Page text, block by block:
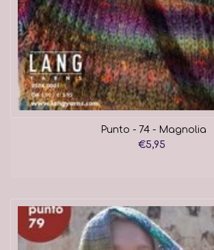
Punto - 74 - Magnolia
€5,95